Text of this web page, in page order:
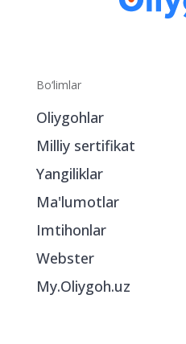
Bo‘limlar
Oliygohlar
Milliy sertifikat
Yangiliklar
Ma'lumotlar
Imtihonlar
Webster
My.Oliygoh.uz